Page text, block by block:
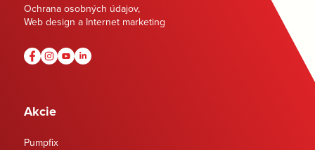
Ochrana osobných údajov,
Web design a Internet marketing
Akcie
Pumpfix